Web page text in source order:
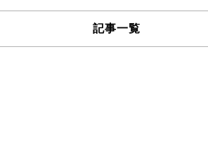
記事一覧